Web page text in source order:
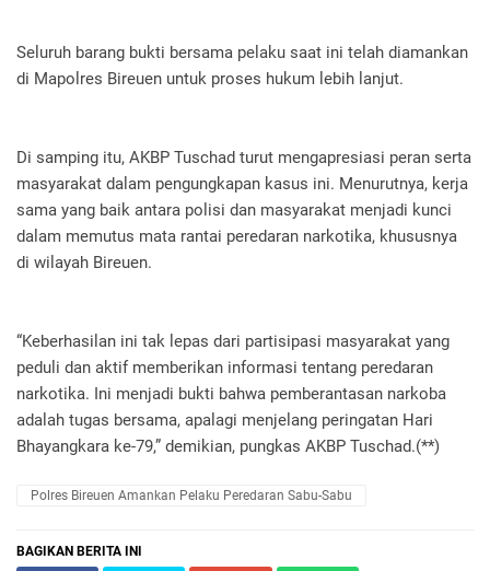
Seluruh barang bukti bersama pelaku saat ini telah diamankan
di Mapolres Bireuen untuk proses hukum lebih lanjut.
Di samping itu, AKBP Tuschad turut mengapresiasi peran serta
masyarakat dalam pengungkapan kasus ini. Menurutnya, kerja
sama yang baik antara polisi dan masyarakat menjadi kunci
dalam memutus mata rantai peredaran narkotika, khususnya
di wilayah Bireuen.
“Keberhasilan ini tak lepas dari partisipasi masyarakat yang
peduli dan aktif memberikan informasi tentang peredaran
narkotika. Ini menjadi bukti bahwa pemberantasan narkoba
adalah tugas bersama, apalagi menjelang peringatan Hari
Bhayangkara ke-79,” demikian, pungkas AKBP Tuschad.(**)
Polres Bireuen Amankan Pelaku Peredaran Sabu-Sabu
BAGIKAN BERITA INI